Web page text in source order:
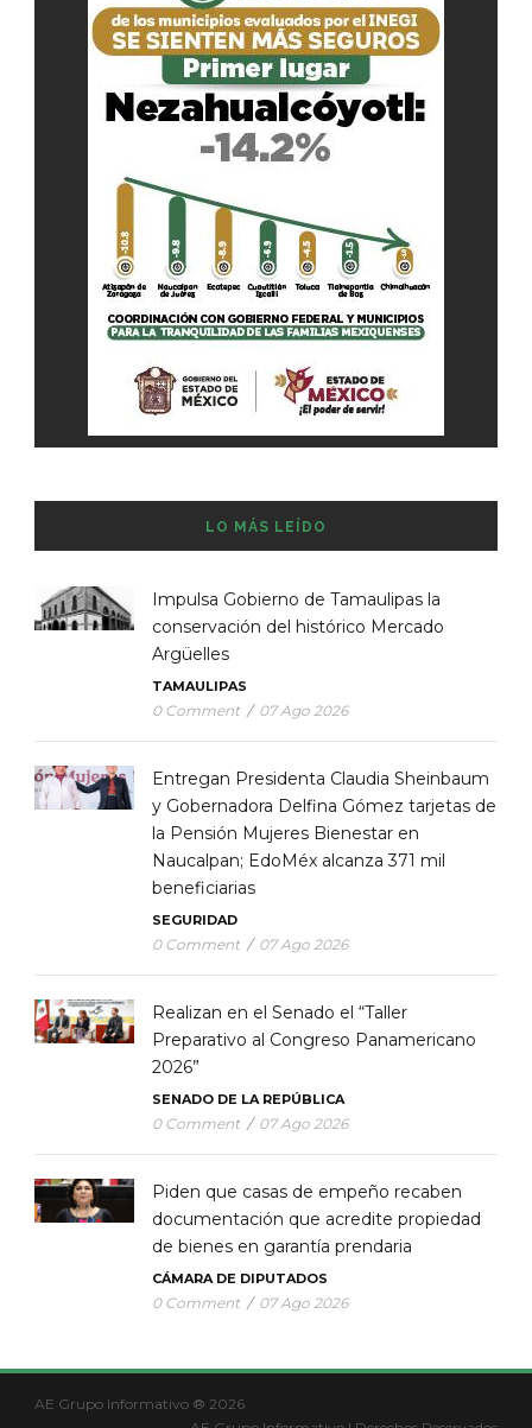
LO MÁS LEÍDO
Impulsa Gobierno de Tamaulipas la
conservación del histórico Mercado
Argüelles
TAMAULIPAS
0 Comment / 07 Ago 2026
Entregan Presidenta Claudia Sheinbaum
y Gobernadora Delfina Gómez tarjetas de
la Pensión Mujeres Bienestar en
Naucalpan; EdoMéx alcanza 371 mil
beneficiarias
SEGURIDAD
0 Comment / 07 Ago 2026
Realizan en el Senado el “Taller
Preparativo al Congreso Panamericano
2026”
SENADO DE LA REPÚBLICA
0 Comment / 07 Ago 2026
Piden que casas de empeño recaben
documentación que acredite propiedad
de bienes en garantía prendaria
CÁMARA DE DIPUTADOS
0 Comment / 07 Ago 2026
AE Grupo Informativo ® 2026